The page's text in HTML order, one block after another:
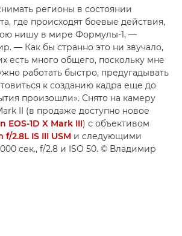
регионы в состоянии
где происходят боевые действия,
нишу в мире Формулы-1, —
— Как бы странно это ни звучало,
есть много общего, поскольку мне
работать быстро, предугадывать
к созданию кадра еще до
произошли». Снято на камеру
II (в продаже доступно новое
EOS-1D X Mark III) с объективом
2.8L IS III USM и следующими
сек., f/2.8 и ISO 50. © Владимир